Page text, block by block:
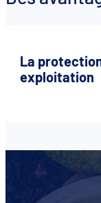
La
exploitation